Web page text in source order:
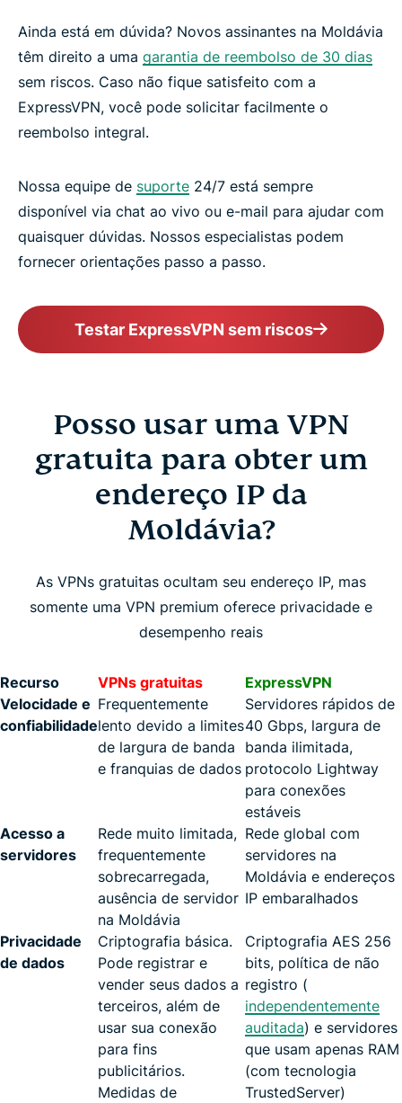
Ainda está em dúvida? Novos assinantes na Moldávia
têm direito a uma garantia de reembolso de 30 dias
sem riscos. Caso não fique satisfeito com a
ExpressVPN, você pode solicitar facilmente o
reembolso integral.
Nossa equipe de suporte 24/7 está sempre
disponível via chat ao vivo ou e-mail para ajudar com
quaisquer dúvidas. Nossos especialistas podem
fornecer orientações passo a passo.
Testar ExpressVPN sem riscos
Posso usar uma VPN
gratuita para obter um
endereço IP da
Moldávia?
As VPNs gratuitas ocultam seu endereço IP, mas
somente uma VPN premium oferece privacidade e
desempenho reais
Recurso VPNs gratuitas
ExpressVPN
Velocidade e
confiabilidade
Frequentemente
lento devido a limites
de largura de banda
e franquias de dados
Servidores rápidos de
40 Gbps, largura de
banda ilimitada,
protocolo Lightway
para conexões
estáveis
Acesso a
servidores
Rede muito limitada,
frequentemente
sobrecarregada,
ausência de servidor
na Moldávia
Rede global com
servidores na
Moldávia e endereços
IP embaralhados
Privacidade
de dados
Criptografia básica.
Pode registrar e
vender seus dados a
terceiros, além de
usar sua conexão
para fins
publicitários.
Medidas de
Criptografia AES 256
bits, política de não
registro (
independentemente
auditada) e servidores
que usam apenas RAM
(com tecnologia
TrustedServer)